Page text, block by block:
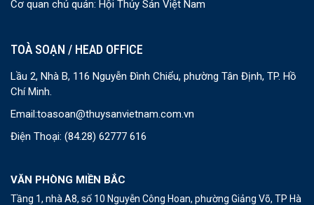
Cơ quan chủ quản: Hội Thủy Sản Việt Nam
TOÀ SOẠN / HEAD OFFICE
Lầu 2, Nhà B, 116 Nguyễn Đình Chiểu, phường Tân Định, TP. Hồ
Chí Minh.
Email:toasoan@thuysanvietnam.com.vn
Điện Thoại: (84.28) 62777 616
VĂN PHÒNG MIỀN BẮC
Tầng 1, nhà A8, số 10 Nguyễn Công Hoan, phường Giảng Võ, TP Hà